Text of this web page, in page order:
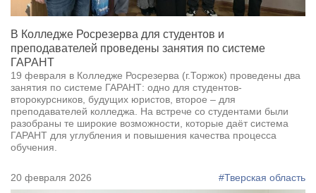
В Колледже Росрезерва для студентов и
преподавателей проведены занятия по системе
ГАРАНТ
19 февраля в Колледже Росрезерва (г.Торжок) проведены два
занятия по системе ГАРАНТ: одно для студентов-
второкурсников, будущих юристов, второе – для
преподавателей колледжа. На встрече со студентами были
разобраны те широкие возможности, которые даёт система
ГАРАНТ для углубления и повышения качества процесса
обучения.
20 февраля 2026 #Тверская область